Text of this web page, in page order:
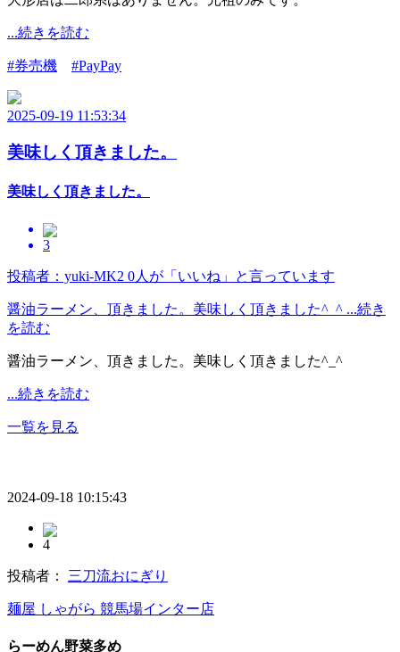
...続きを読む
#券売機 #PayPay
2025-09-19 11:53:34
美味しく頂きました。
美味しく頂きました。
3
投稿者：yuki-MK2 0人が「いいね」と言っています
醤油ラーメン、頂きました。美味しく頂きました^_^ ...続き
を読む
醤油ラーメン、頂きました。美味しく頂きました^_^
...続きを読む
一覧を見る
2024-09-18 10:15:43
4
投稿者： 三刀流おにぎり
麺屋 しゃがら 競馬場インター店
らーめん野菜多め